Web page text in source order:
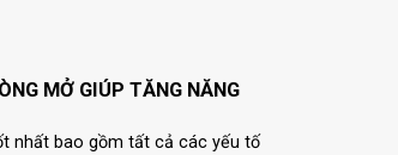
MỞ GIÚP TĂNG NĂNG
nhất bao gồm tất cả các yếu tố